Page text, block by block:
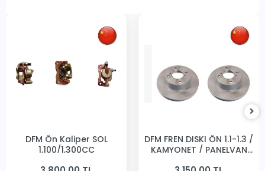
DFM Ön Kaliper SOL
1,100/1,300CC
DFM FREN DISKI ÖN 1.1-1.3 /
KAMYONET / PANELVAN